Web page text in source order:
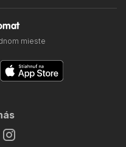
mieste